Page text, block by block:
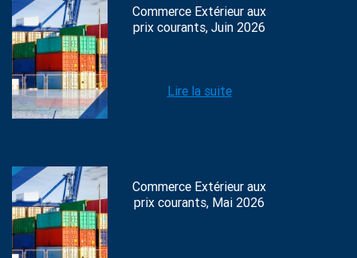
Commerce Extérieur aux
prix courants, Juin 2026
Lire la suite
Commerce Extérieur aux
prix courants, Mai 2026